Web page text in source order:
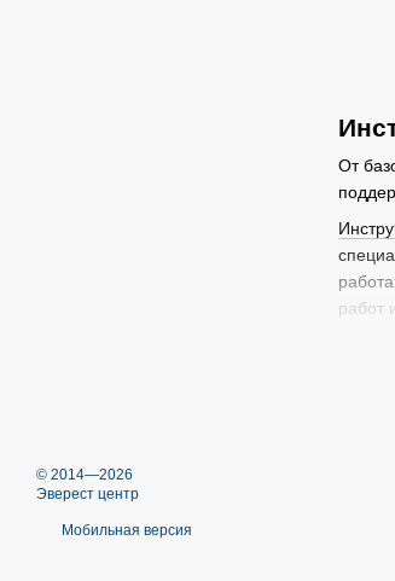
От
работ
© 2014—2026
Эверест центр
Мобильная версия